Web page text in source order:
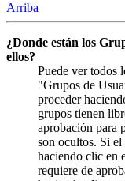
Arriba
¿Donde están los
ellos?
Puede ver todos
"Grupos de
proceder
grupos tienen
aprobación para
son ocultos. Si el
haciendo clic en
requiere de